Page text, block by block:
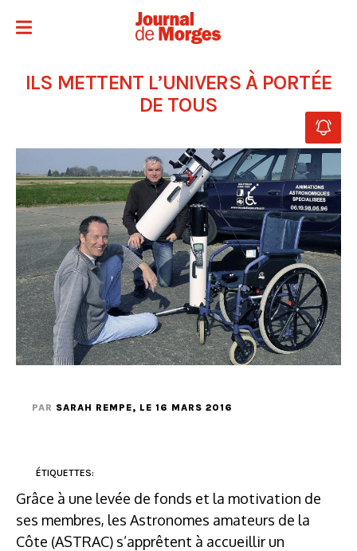
ILS METTENT L’UNIVERS À PORTÉE
DE TOUS
PAR SARAH REMPE, LE 16 MARS 2016
ÉTIQUETTES:
Grâce à une levée de fonds et la motivation de
ses membres, les Astronomes amateurs de la
Côte (ASTRAC) s’apprêtent à accueillir un